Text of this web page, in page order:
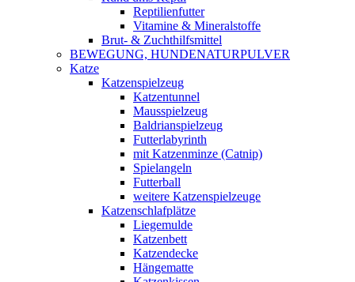
Reptilienfutter
Vitamine & Mineralstoffe
Brut- & Zuchthilfsmittel
BEWEGUNG, HUNDENATURPULVER
Katze
Katzenspielzeug
Katzentunnel
Mausspielzeug
Baldrianspielzeug
Futterlabyrinth
mit Katzenminze (Catnip)
Spielangeln
Futterball
weitere Katzenspielzeuge
Katzenschlafplätze
Liegemulde
Katzenbett
Katzendecke
Hängematte